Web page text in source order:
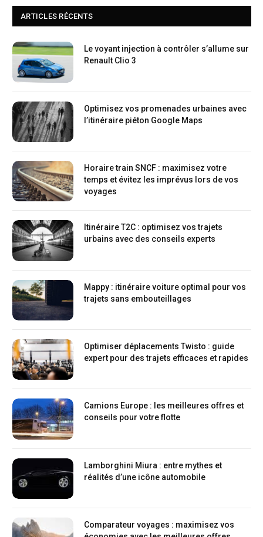
ARTICLES RÉCENTS
Le voyant injection à contrôler s’allume sur
Renault Clio 3
Optimisez vos promenades urbaines avec
l’itinéraire piéton Google Maps
Horaire train SNCF : maximisez votre
temps et évitez les imprévus lors de vos
voyages
Itinéraire T2C : optimisez vos trajets
urbains avec des conseils experts
Mappy : itinéraire voiture optimal pour vos
trajets sans embouteillages
Optimiser déplacements Twisto : guide
expert pour des trajets efficaces et rapides
Camions Europe : les meilleures offres et
conseils pour votre flotte
Lamborghini Miura : entre mythes et
réalités d’une icône automobile
Comparateur voyages : maximisez vos